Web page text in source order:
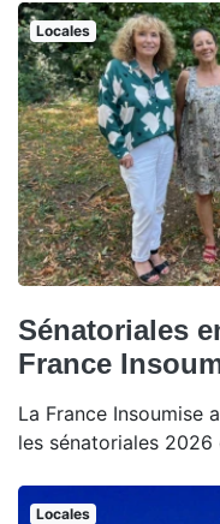
Locales
Sénatoriales
France
La France Insoumise
les sénatoriales 2026
Locales